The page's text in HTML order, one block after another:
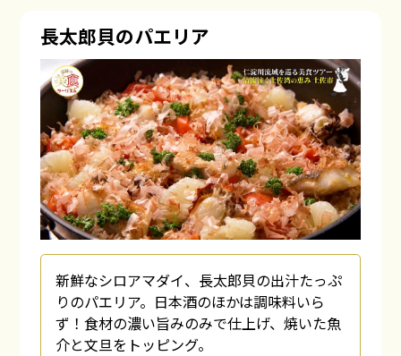
長太郎貝のパエリア
新鮮なシロアマダイ、長太郎貝の出汁たっぷ
りのパエリア。日本酒のほかは調味料いら
ず！食材の濃い旨みのみで仕上げ、焼いた魚
介と文旦をトッピング。